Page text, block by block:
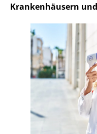
Krankenhäusern